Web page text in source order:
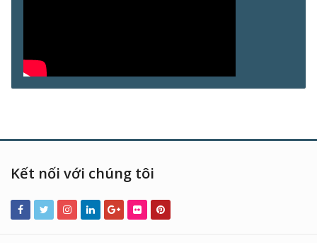
Kết nối với chúng tôi